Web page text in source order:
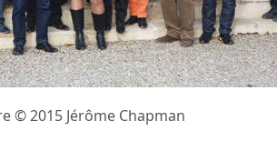
© 2015 Jérôme Chapman